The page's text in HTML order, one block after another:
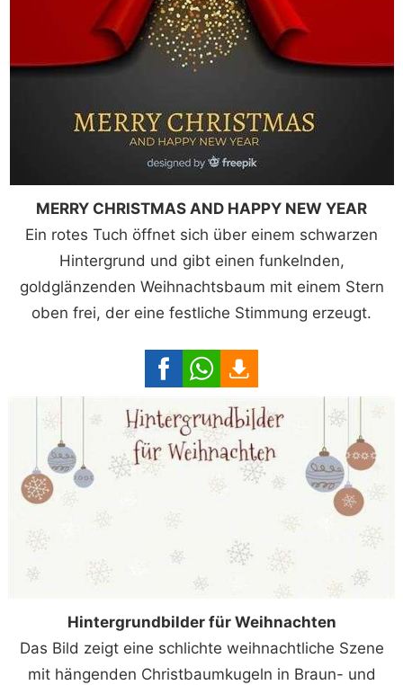
MERRY CHRISTMAS AND HAPPY NEW YEAR
Ein rotes Tuch öffnet sich über einem schwarzen
Hintergrund und gibt einen funkelnden,
goldglänzenden Weihnachtsbaum mit einem Stern
oben frei, der eine festliche Stimmung erzeugt.
Hintergrundbilder für Weihnachten
Das Bild zeigt eine schlichte weihnachtliche Szene
mit hängenden Christbaumkugeln in Braun- und